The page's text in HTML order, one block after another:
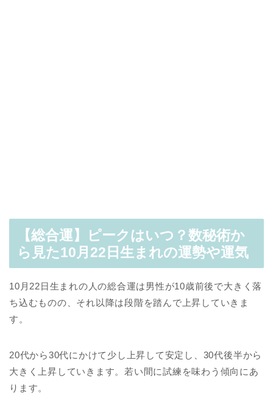
【総合運】ピークはいつ？数秘術か
ら見た10月22日生まれの運勢や運気
10月22日生まれの人の総合運は男性が10歳前後で大きく落
ち込むものの、それ以降は段階を踏んで上昇していきま
す。
20代から30代にかけて少し上昇して安定し、30代後半から
大きく上昇していきます。若い間に試練を味わう傾向にあ
ります。